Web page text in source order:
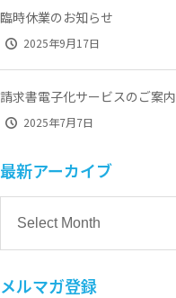
臨時休業のお知らせ
2025年9月17日
請求書電子化サービスのご案内
2025年7月7日
最新アーカイブ
メルマガ登録